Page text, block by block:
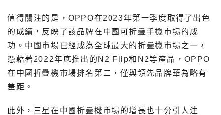
值得關注的是，OPPO在2023年第一季度取得了出色
的成績，反映了該品牌在中國可折疊手機市場的成
功。中國市場已經成為全球最大的折疊機市場之一，
憑藉著2022年底推出的N2 Flip和N2等產品，OPPO
在中國折疊機市場排名第二，僅與領先品牌華為略有
差距。
此外，三星在中國折疊機市場的增長也十分引人注